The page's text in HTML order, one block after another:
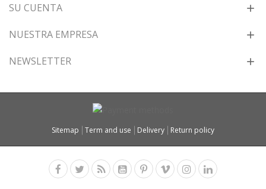
SU CUENTA
NUESTRA EMPRESA
NEWSLETTER
Sitemap Term and use Delivery Return policy